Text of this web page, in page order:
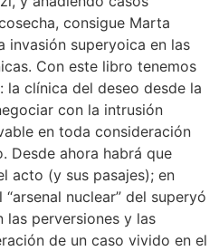
consigue Marta
invasión superyoica en las
Con este libro tenemos
la clínica del deseo desde la
con la intrusión
en toda consideración
Desde ahora habrá que
acto (y sus pasajes); en
nuclear” del superyó
perversiones y las
de un caso vivido en el